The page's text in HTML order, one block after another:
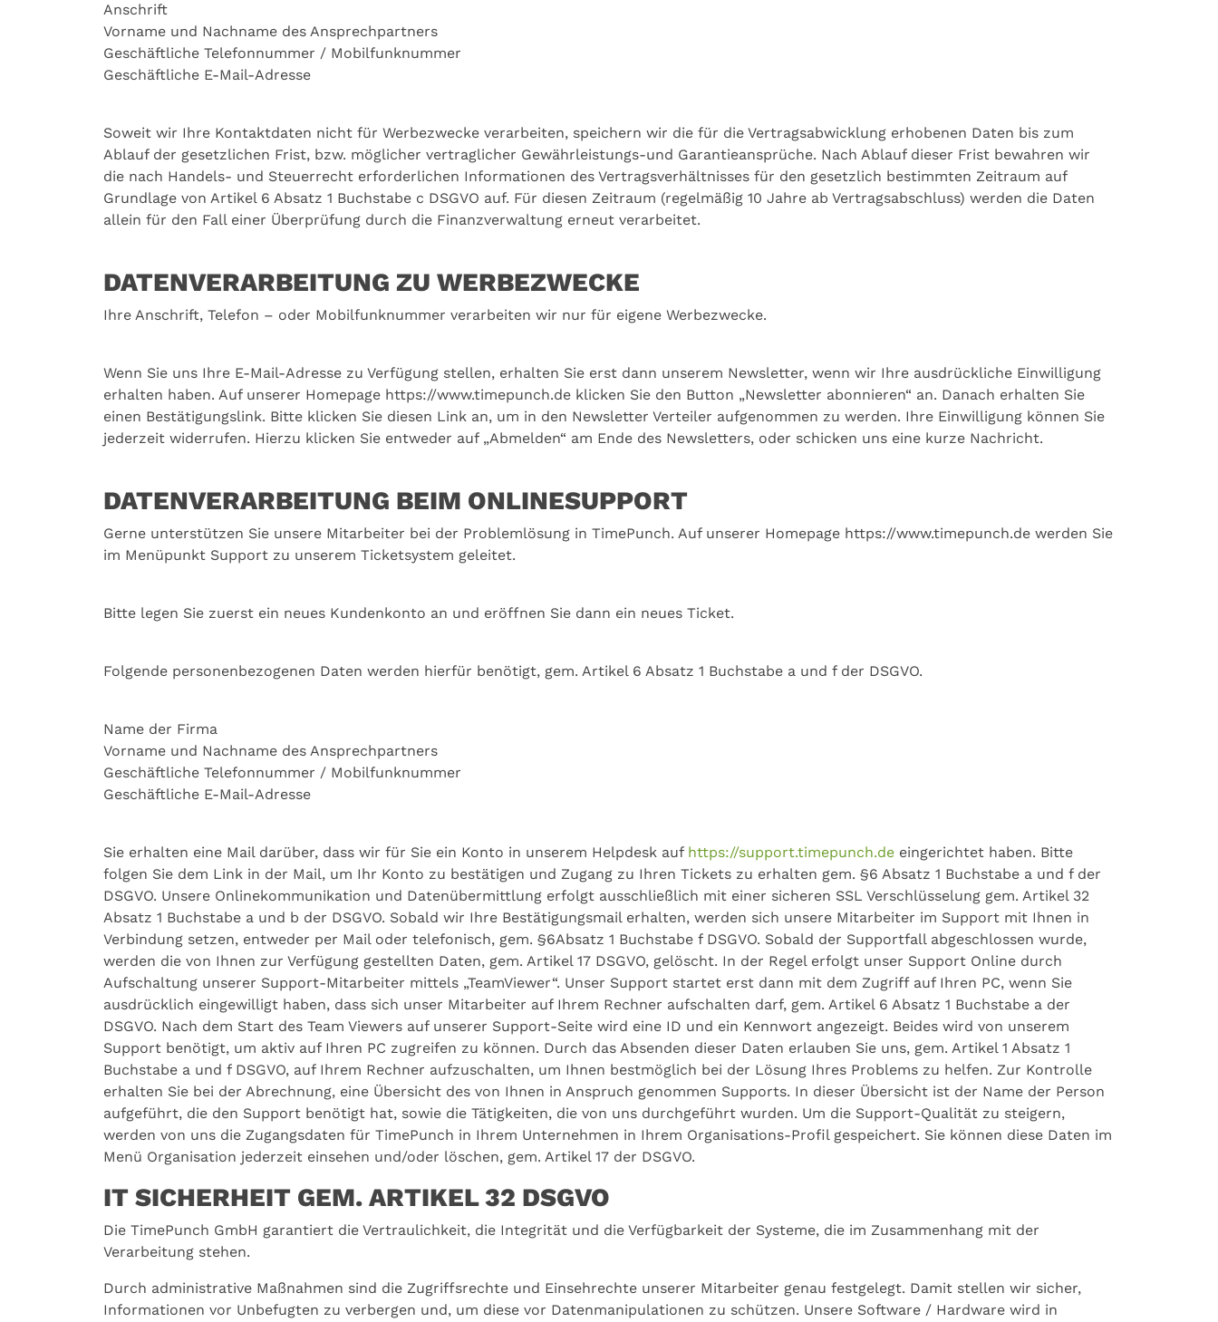
Anschrift
Vorname und Nachname des Ansprechpartners
Geschäftliche Telefonnummer / Mobilfunknummer
Geschäftliche E-Mail-Adresse
Soweit wir Ihre Kontaktdaten nicht für Werbezwecke verarbeiten, speichern wir die für die Vertragsabwicklung erhobenen Daten bis zum
Ablauf der gesetzlichen Frist, bzw. möglicher vertraglicher Gewährleistungs-und Garantieansprüche. Nach Ablauf dieser Frist bewahren wir
die nach Handels- und Steuerrecht erforderlichen Informationen des Vertragsverhältnisses für den gesetzlich bestimmten Zeitraum auf
Grundlage von Artikel 6 Absatz 1 Buchstabe c DSGVO auf. Für diesen Zeitraum (regelmäßig 10 Jahre ab Vertragsabschluss) werden die Daten
allein für den Fall einer Überprüfung durch die Finanzverwaltung erneut verarbeitet.
DATENVERARBEITUNG ZU WERBEZWECKE
Ihre Anschrift, Telefon – oder Mobilfunknummer verarbeiten wir nur für eigene Werbezwecke.
Wenn Sie uns Ihre E-Mail-Adresse zu Verfügung stellen, erhalten Sie erst dann unserem Newsletter, wenn wir Ihre ausdrückliche Einwilligung
erhalten haben. Auf unserer Homepage https://www.timepunch.de klicken Sie den Button „Newsletter abonnieren“ an. Danach erhalten Sie
einen Bestätigungslink. Bitte klicken Sie diesen Link an, um in den Newsletter Verteiler aufgenommen zu werden. Ihre Einwilligung können Sie
jederzeit widerrufen. Hierzu klicken Sie entweder auf „Abmelden“ am Ende des Newsletters, oder schicken uns eine kurze Nachricht.
DATENVERARBEITUNG BEIM ONLINESUPPORT
Gerne unterstützen Sie unsere Mitarbeiter bei der Problemlösung in TimePunch. Auf unserer Homepage https://www.timepunch.de werden Sie
im Menüpunkt Support zu unserem Ticketsystem geleitet.
Bitte legen Sie zuerst ein neues Kundenkonto an und eröffnen Sie dann ein neues Ticket.
Folgende personenbezogenen Daten werden hierfür benötigt, gem. Artikel 6 Absatz 1 Buchstabe a und f der DSGVO.
Name der Firma
Vorname und Nachname des Ansprechpartners
Geschäftliche Telefonnummer / Mobilfunknummer
Geschäftliche E-Mail-Adresse
Sie erhalten eine Mail darüber, dass wir für Sie ein Konto in unserem Helpdesk auf https://support.timepunch.de eingerichtet haben. Bitte
folgen Sie dem Link in der Mail, um Ihr Konto zu bestätigen und Zugang zu Ihren Tickets zu erhalten gem. §6 Absatz 1 Buchstabe a und f der
DSGVO. Unsere Onlinekommunikation und Datenübermittlung erfolgt ausschließlich mit einer sicheren SSL Verschlüsselung gem. Artikel 32
Absatz 1 Buchstabe a und b der DSGVO. Sobald wir Ihre Bestätigungsmail erhalten, werden sich unsere Mitarbeiter im Support mit Ihnen in
Verbindung setzen, entweder per Mail oder telefonisch, gem. §6Absatz 1 Buchstabe f DSGVO. Sobald der Supportfall abgeschlossen wurde,
werden die von Ihnen zur Verfügung gestellten Daten, gem. Artikel 17 DSGVO, gelöscht. In der Regel erfolgt unser Support Online durch
Aufschaltung unserer Support-Mitarbeiter mittels „TeamViewer“. Unser Support startet erst dann mit dem Zugriff auf Ihren PC, wenn Sie
ausdrücklich eingewilligt haben, dass sich unser Mitarbeiter auf Ihrem Rechner aufschalten darf, gem. Artikel 6 Absatz 1 Buchstabe a der
DSGVO. Nach dem Start des Team Viewers auf unserer Support-Seite wird eine ID und ein Kennwort angezeigt. Beides wird von unserem
Support benötigt, um aktiv auf Ihren PC zugreifen zu können. Durch das Absenden dieser Daten erlauben Sie uns, gem. Artikel 1 Absatz 1
Buchstabe a und f DSGVO, auf Ihrem Rechner aufzuschalten, um Ihnen bestmöglich bei der Lösung Ihres Problems zu helfen. Zur Kontrolle
erhalten Sie bei der Abrechnung, eine Übersicht des von Ihnen in Anspruch genommen Supports. In dieser Übersicht ist der Name der Person
aufgeführt, die den Support benötigt hat, sowie die Tätigkeiten, die von uns durchgeführt wurden. Um die Support-Qualität zu steigern,
werden von uns die Zugangsdaten für TimePunch in Ihrem Unternehmen in Ihrem Organisations-Profil gespeichert. Sie können diese Daten im
Menü Organisation jederzeit einsehen und/oder löschen, gem. Artikel 17 der DSGVO.
IT SICHERHEIT GEM. ARTIKEL 32 DSGVO
Die TimePunch GmbH garantiert die Vertraulichkeit, die Integrität und die Verfügbarkeit der Systeme, die im Zusammenhang mit der
Verarbeitung stehen.
Durch administrative Maßnahmen sind die Zugriffsrechte und Einsehrechte unserer Mitarbeiter genau festgelegt. Damit stellen wir sicher,
Informationen vor Unbefugten zu verbergen und, um diese vor Datenmanipulationen zu schützen. Unsere Software / Hardware wird in